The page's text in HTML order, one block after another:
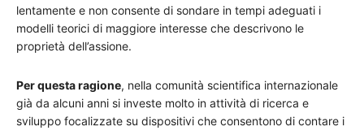
lentamente e non consente di sondare in tempi adeguati i
modelli teorici di maggiore interesse che descrivono le
proprietà dell’assione.
Per questa ragione, nella comunità scientifica internazionale
già da alcuni anni si investe molto in attività di ricerca e
sviluppo focalizzate su dispositivi che consentono di contare i